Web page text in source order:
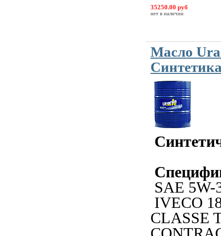
35250.00 руб
нет в наличии
Масло
SAE 5W-
IVECO
CLASSE